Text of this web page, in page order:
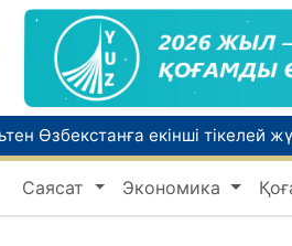
Өзбекстанға екінші тікелей
Саясат Экономика